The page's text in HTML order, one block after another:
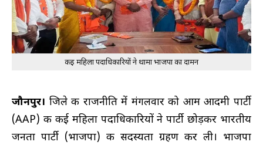
कई महिला पदाधिकारियों ने थामा भाजपा का दामन
जौनपुर। जिले की राजनीति में मंगलवार को आम आदमी पार्टी
(AAP) की कई महिला पदाधिकारियों ने पार्टी छोड़कर भारतीय
जनता पार्टी (भाजपा) की सदस्यता ग्रहण कर ली। भाजपा